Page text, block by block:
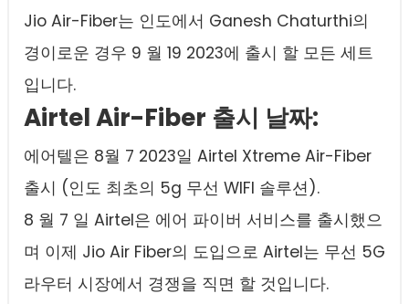
Jio Air-Fiber는 인도에서 Ganesh Chaturthi의
경이로운 경우 9 월 19 2023에 출시 할 모든 세트
입니다.
Airtel Air-Fiber 출시 날짜:
에어텔은 8월 7 2023일 Airtel Xtreme Air-Fiber
출시 (인도 최초의 5g 무선 WIFI 솔루션).
8 월 7 일 Airtel은 에어 파이버 서비스를 출시했으
며 이제 Jio Air Fiber의 도입으로 Airtel는 무선 5G
라우터 시장에서 경쟁을 직면 할 것입니다.